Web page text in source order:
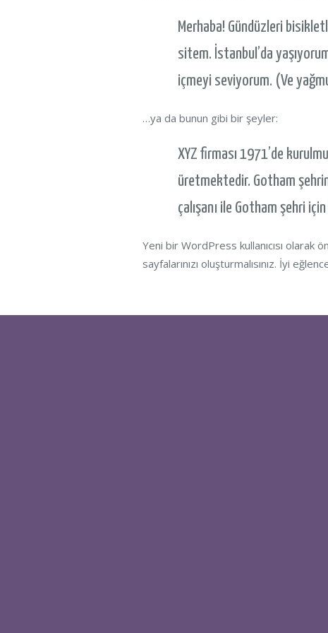
Merhaba! Gündüzleri
sitem. İstanbul’da
içmeyi seviyorum. (Ve
…ya da bunun gibi bir şeyler:
XYZ firması 1971’de
üretmektedir. Gotham
çalışanı ile Gotham şehri
Yeni bir WordPress kullanıcısı olarak
sayfalarınızı oluşturmalısınız. İyi